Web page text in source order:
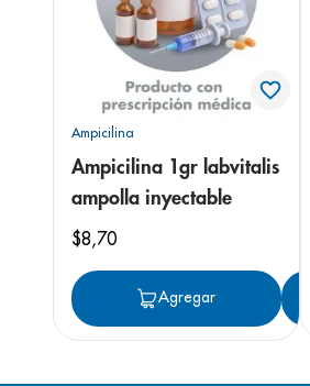
Ampicilina
Ampicilina 1gr labvitalis
ampolla inyectable
$8,70
Agregar